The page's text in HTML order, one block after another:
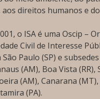
direitos humanos e
o ISA é uma Oscip –
Civil de Interesse
São Paulo (SP) e
(AM), Boa Vista (RR),
(AM), Canarana
(PA).